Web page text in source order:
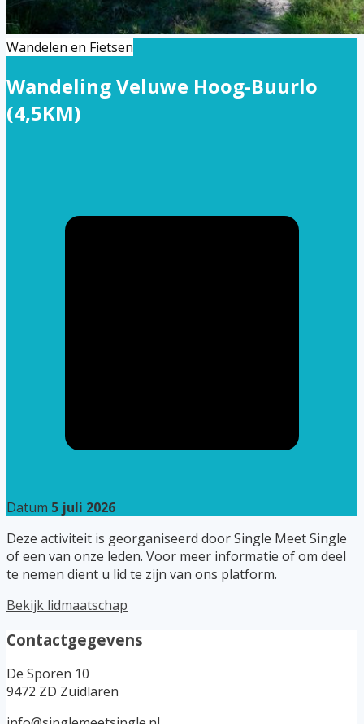
Wandelen en Fietsen
Wandeling Veluwe Hoog-Buurlo
(4,5KM)
Datum 5 juli 2026
Deze activiteit is georganiseerd door Single Meet Single
of een van onze leden. Voor meer informatie of om deel
te nemen dient u lid te zijn van ons platform.
Bekijk lidmaatschap
Contactgegevens
De Sporen 10
9472 ZD Zuidlaren